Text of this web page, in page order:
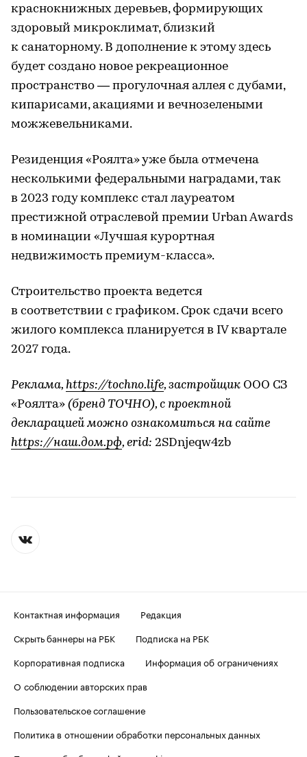
краснокнижных деревьев, формирующих
здоровый микроклимат, близкий
к санаторному. В дополнение к этому здесь
будет создано новое рекреационное
пространство — прогулочная аллея с дубами,
кипарисами, акациями и вечнозелеными
можжевельниками.
Резиденция «Роялта» уже была отмечена
несколькими федеральными наградами, так
в 2023 году комплекс стал лауреатом
престижной отраслевой премии Urban Awards
в номинации «Лучшая курортная
недвижимость премиум-класса».
Строительство проекта ведется
в соответствии с графиком. Срок сдачи всего
жилого комплекса планируется в IV квартале
2027 года.
Реклама, https://tochno.life, застройщик ООО СЗ
«Роялта» (бренд ТОЧНО), с проектной
декларацией можно ознакомиться на сайте
https://наш.дом.рф, erid: 2SDnjeqw4zb
Контактная информация
Редакция
Скрыть баннеры на РБК
Подписка на РБК
Корпоративная подписка
Информация об ограничениях
О соблюдении авторских прав
Пользовательское соглашение
Политика в отношении обработки персональных данных